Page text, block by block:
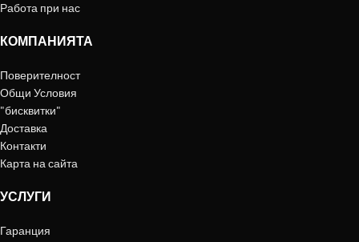
Работа при нас
КОМПАНИЯТА
Поверителност
Общи Условия
"бисквитки"
Доставка
Контакти
Карта на сайта
УСЛУГИ
Гаранция